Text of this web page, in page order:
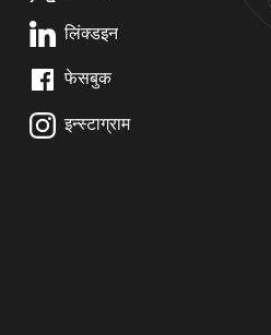
लिंक्डइन
फेसबुक
इन्स्टाग्राम